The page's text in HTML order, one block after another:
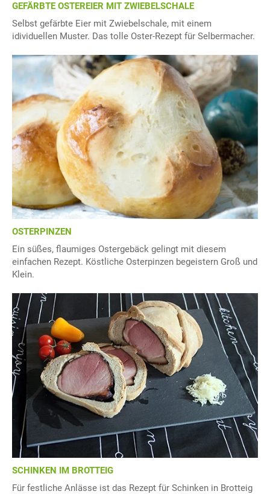
GEFÄRBTE OSTEREIER MIT ZWIEBELSCHALE
Selbst gefärbte Eier mit Zwiebelschale, mit einem
idividuellen Muster. Das tolle Oster-Rezept für Selbermacher.
OSTERPINZEN
Ein süßes, flaumiges Ostergebäck gelingt mit diesem
einfachen Rezept. Köstliche Osterpinzen begeistern Groß und
Klein.
SCHINKEN IM BROTTEIG
Für festliche Anlässe ist das Rezept für Schinken in Brotteig